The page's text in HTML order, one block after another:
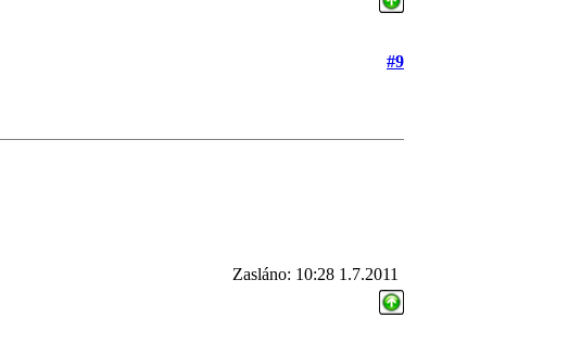
#9
Zasláno: 10:28 1.7.2011